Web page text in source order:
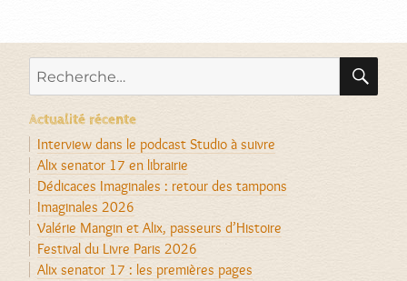
pour :
Actualité récente
Interview dans le podcast Studio à suivre
Alix senator 17 en librairie
Dédicaces Imaginales : retour des tampons
Imaginales 2026
Valérie Mangin et Alix, passeurs d’Histoire
Festival du Livre Paris 2026
Alix senator 17 : les premières pages